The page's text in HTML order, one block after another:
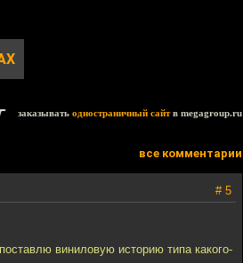
заказывать одностраничный сайтв megagroup.ru
все комментарии
# 5
виниловую историю типа какого-